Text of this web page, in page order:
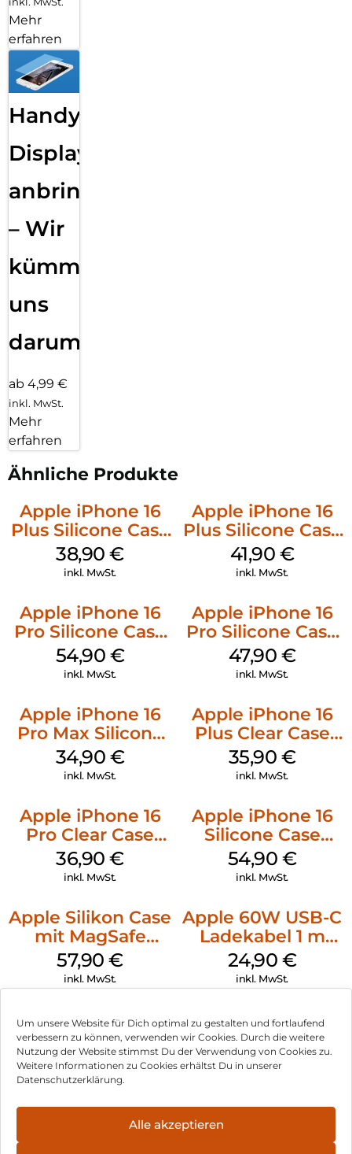
Um unsere Website für Dich optimal zu gestalten und fortlaufend
verbessern zu können, verwenden wir Cookies. Durch die weitere
Nutzung der Website stimmst Du der Verwendung von Cookies zu.
Weitere Informationen zu Cookies erhältst Du in unserer
Datenschutzerklärung.
Alle akzeptieren
Mehr
erfahren
Handy
Displayfolie
anbringen
– Wir
kümmern
uns
darum!
ab 4,99 €
inkl. MwSt.
Mehr
erfahren
Ähnliche Produkte
Apple iPhone 16
Plus Silicone Case
MagSafe Denim
38,90€
inkl. MwSt.
Apple iPhone 16
Plus Silicone Case
MagSafe Stone
Gray
41,90 €
inkl. MwSt.
Apple iPhone 16
Pro Silicone Case
MagSafe Black
54,90 €
inkl. MwSt.
Apple iPhone 16
Pro Silicone Case
MagSafe Denim
47,90 €
inkl. MwSt.
Apple iPhone 16
Pro Max Silicone
Case MagSafe
Denim
34,90 €
inkl. MwSt.
Apple iPhone 16
Plus Clear Case
MagSafe
Transparent
35,90 €
inkl. MwSt.
Apple iPhone 16
Pro Clear Case
MagSafe
Transparent
36,90€
inkl. MwSt.
Apple iPhone 16
Silicone Case
MagSafe Black
54,90 €
inkl. MwSt.
Apple Silikon Case
mit MagSafe
iPhone 14 Pro
(PRODUCT)RED
57,90€
inkl. MwSt.
Apple 60W USB-C
Ladekabel 1 m
Weiß
24,90 €
inkl. MwSt.
Impressum